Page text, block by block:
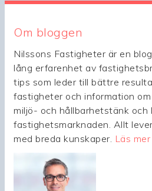
Om bloggen
Nilssons Fastigheter är en
lång erfarenhet av
tips som leder till bättre
fastigheter och information om
miljö- och hållbarhetstänk och
fastighetsmarknaden. Allt
med breda kunskaper. Läs mer